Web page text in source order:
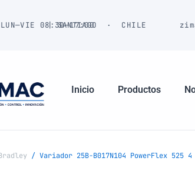
08:30—17:00
| SANTIAGO · CHILE
Inicio Productos
/ Variador 25B-B017N104 PowerFlex 525 4